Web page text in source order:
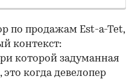
по продажам Est-a-Tet,
контекст:
которой задуманная
когда девелопер